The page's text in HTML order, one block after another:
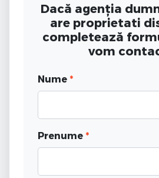
Dacă agenția
are proprietati
completează
vom
Nume *
Prenume *